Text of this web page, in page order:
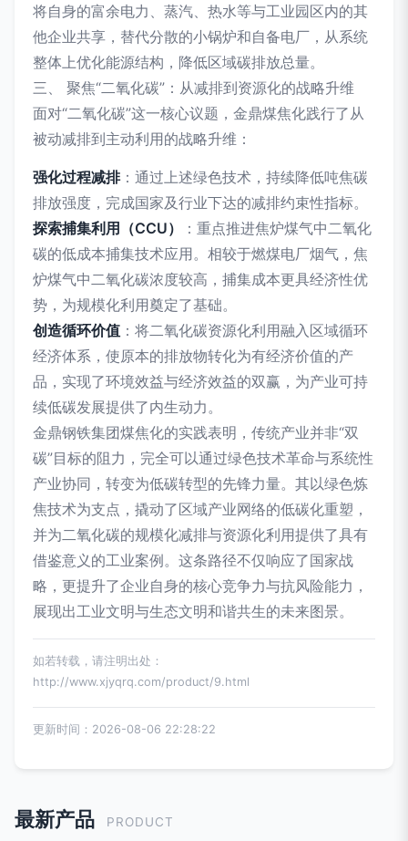
将自身的富余电力、蒸汽、热水等与工业园区内的其
他企业共享，替代分散的小锅炉和自备电厂，从系统
整体上优化能源结构，降低区域碳排放总量。
三、 聚焦“二氧化碳”：从减排到资源化的战略升维
面对“二氧化碳”这一核心议题，金鼎煤焦化践行了从
被动减排到主动利用的战略升维：
强化过程减排：通过上述绿色技术，持续降低吨焦碳
排放强度，完成国家及行业下达的减排约束性指标。
探索捕集利用（CCU）
：重点推进焦炉煤气中二氧化
碳的低成本捕集技术应用。相较于燃煤电厂烟气，焦
炉煤气中二氧化碳浓度较高，捕集成本更具经济性优
势，为规模化利用奠定了基础。
创造循环价值 ：将二氧化碳资源化利用融入区域循环
经济体系，使原本的排放物转化为有经济价值的产
品，实现了环境效益与经济效益的双赢，为产业可持
续低碳发展提供了内生动力。
金鼎钢铁集团煤焦化的实践表明，传统产业并非“双
碳”目标的阻力，完全可以通过绿色技术革命与系统性
产业协同，转变为低碳转型的先锋力量。其以绿色炼
焦技术为支点，撬动了区域产业网络的低碳化重塑，
并为二氧化碳的规模化减排与资源化利用提供了具有
借鉴意义的工业案例。这条路径不仅响应了国家战
略，更提升了企业自身的核心竞争力与抗风险能力，
展现出工业文明与生态文明和谐共生的未来图景。
如若转载，请注明出处：
http://www.xjyqrq.com/product/9.html
更新时间：2026-08-06 22:28:22
最新产品 PRODUCT